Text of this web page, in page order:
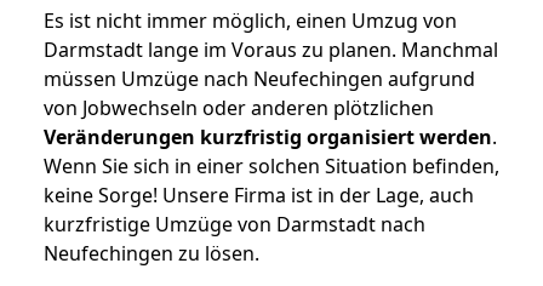
Es ist nicht immer möglich, einen Umzug von
Darmstadt lange im Voraus zu planen. Manchmal
müssen Umzüge nach Neufechingen aufgrund
von Jobwechseln oder anderen plötzlichen
Veränderungen kurzfristig organisiert werden.
Wenn Sie sich in einer solchen Situation befinden,
keine Sorge! Unsere Firma ist in der Lage, auch
kurzfristige Umzüge von Darmstadt nach
Neufechingen zu lösen.